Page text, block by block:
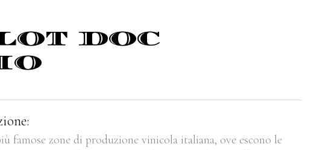
DOC
famose zone di produzione vinicola italiana, ove escono le